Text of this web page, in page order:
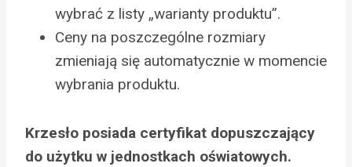
wybrać z listy „warianty produktu”.
Ceny na poszczególne rozmiary
zmieniają się automatycznie w momencie
wybrania produktu.
Krzesło posiada certyfikat dopuszczający
do użytku w jednostkach oświatowych.